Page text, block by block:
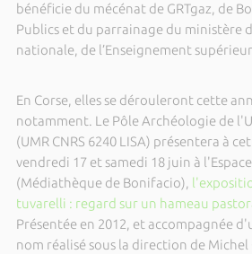
bénéficie du mécénat de GRTgaz, de
Publics et du parrainage du ministère
nationale, de l’Enseignement
En Corse, elles se dérouleront cette
notamment. Le Pôle Archéologie de
(UMR CNRS 6240 LISA) présentera à
vendredi 17 et samedi 18 juin à
(Médiathèque de Bonifacio),
tuvarelli : regard sur un hameau
Présentée en 2012, et accompagnée
nom réalisé sous la direction de Michel